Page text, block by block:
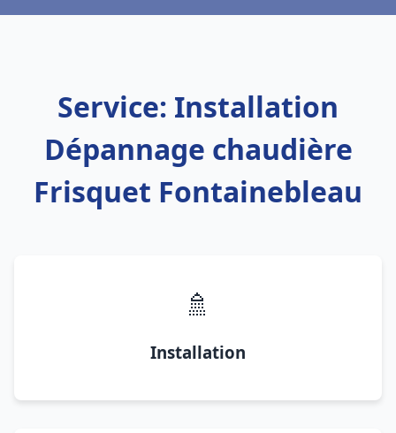
Service: Installation
Dépannage chaudière
Frisquet Fontainebleau
🚿
Installation